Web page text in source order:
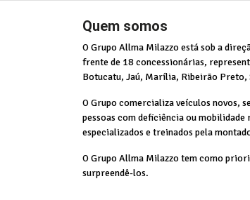
Quem somos
O Grupo Allma Milazzo está sob a
frente de 18 concessionárias,
Botucatu, Jaú, Marília, Ribeirão Preto,
O Grupo comercializa veículos novos,
pessoas com deficiência ou mobilidade
especializados e treinados pela
O Grupo Allma Milazzo tem como
surpreendê-los.